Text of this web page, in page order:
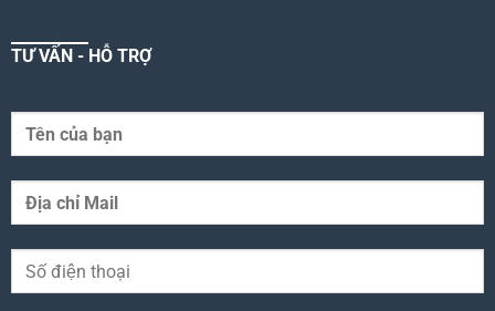
TƯ VẤN - HỖ TRỢ